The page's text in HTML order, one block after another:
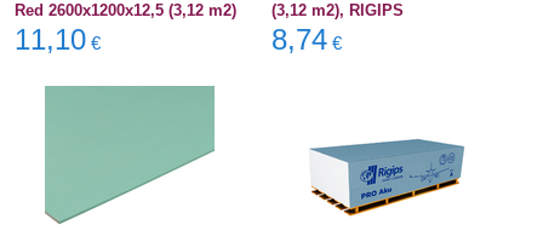
Red 2600x1200x12,5 (3,12 m2)
11,10 €
(3,12 m2), RIGIPS
8,74 €